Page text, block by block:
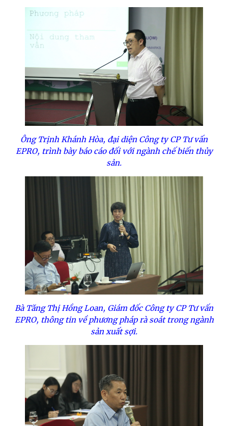
Ông Trịnh Khánh Hòa, đại diện Công ty CP Tư vấn
EPRO, trình bày báo cáo đối với ngành chế biến thủy
sản.
Bà Tăng Thị Hồng Loan, Giám đốc Công ty CP Tư vấn
EPRO, thông tin về phương pháp rà soát trong ngành
sản xuất sợi.